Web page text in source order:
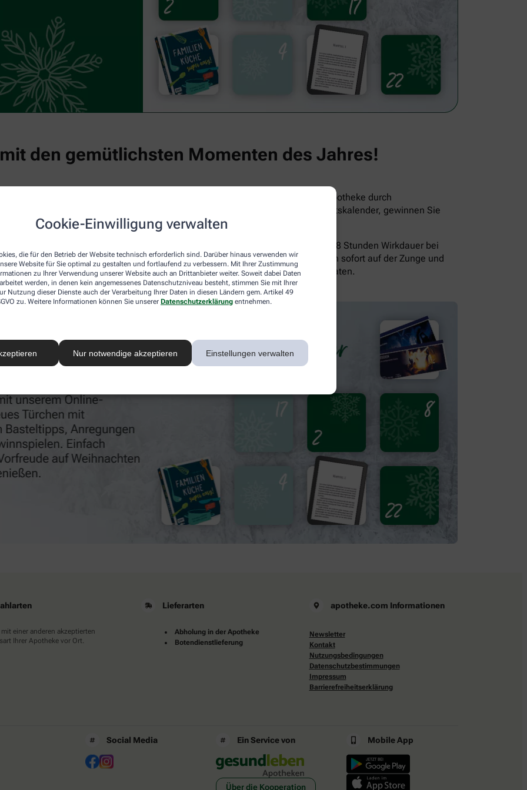
Cookie-Einwilligung verwalten
die für den Betrieb der Website technisch erforderlich sind. Darüber hinaus verwenden wir
Website für Sie optimal zu gestalten und fortlaufend zu verbessern. Mit Ihrer Zustimmung
zu Ihrer Verwendung unserer Website auch an Drittanbieter weiter. Soweit dabei Daten
werden, in denen kein angemessenes Datenschutzniveau besteht, stimmen Sie mit Ihrer
Nutzung dieser Dienste auch der Verarbeitung Ihrer Daten in diesen Ländern gem. Artikel 49
zu. Weitere Informationen können Sie unserer Datenschutzerklärung entnehmen.
Nur notwendige akzeptieren Einstellungen verwalten
den gemütlichsten Momenten des Jahres!
Wohlbefinden umso wichtiger. In der Erkältungssaison begleitet Sie Ihre Apotheke durch
Freuden, die Körper und Seele guttun. Entdecken Sie den Online-Adventskalender, gewinnen Sie
Zeit des Jahres.
empfehlen wir:
mit besonders schneller Wirkung und bis zu 8 Stunden Wirkdauer bei
IMODIUM® akut lingualals Soforthilfe bei akutem Durchfall. Sie zergehen sofort auf der Zunge und
Kommen Sie gerne auch persönlich vorbei und lassen Sie sich von uns beraten.
mit einer anderen akzeptierten
Ihrer Apotheke vor Ort.
Lieferarten
Abholung in der Apotheke
Botendienstlieferung
apotheke.com Informationen
Newsletter
Kontakt
Nutzungsbedingungen
Datenschutzbestimmungen
Impressum
Barrierefreiheitserklärung
Social Media Ein Service von
Über die Kooperation
Mobile App